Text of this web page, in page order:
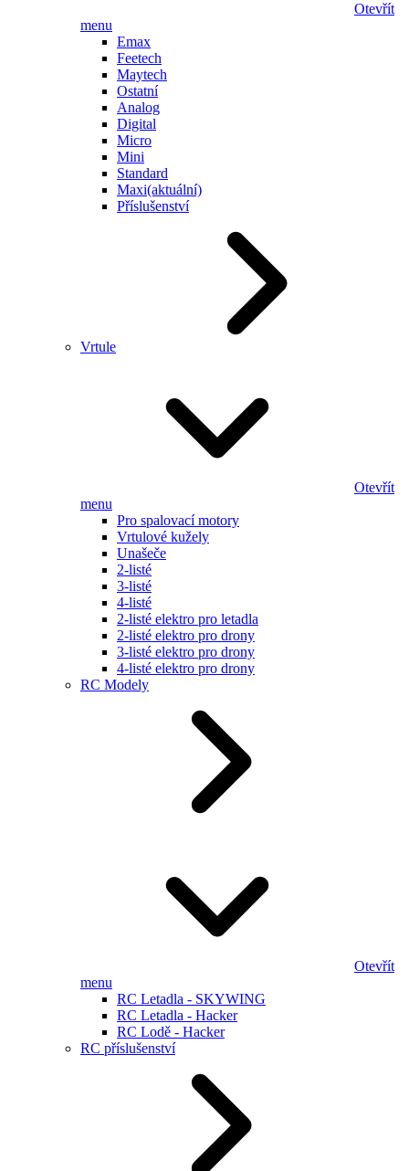
Otevřít
menu
Emax
Feetech
Maytech
Ostatní
Analog
Digital
Micro
Mini
Standard
Maxi(aktuální)
Příslušenství
Vrtule
Otevřít
menu
Pro spalovací motory
Vrtulové kužely
Unašeče
2-listé
3-listé
4-listé
2-listé elektro pro letadla
2-listé elektro pro drony
3-listé elektro pro drony
4-listé elektro pro drony
RC Modely
Otevřít
menu
RC Letadla - SKYWING
RC Letadla - Hacker
RC Lodě - Hacker
RC příslušenství